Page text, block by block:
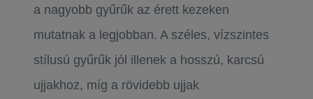
a nagyobb gyűrűk az érett kezeken
mutatnak a legjobban. A széles, vízszintes
stílusú gyűrűk jól illenek a hosszú, karcsú
ujjakhoz, míg a rövidebb ujjak